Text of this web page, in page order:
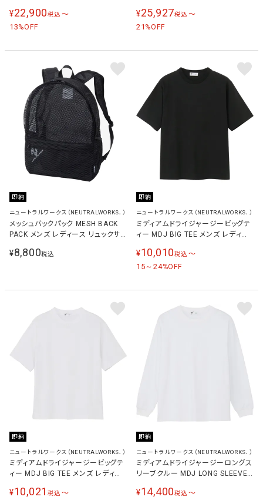
KSU46146 K
¥22,900税込 〜
13%OFF
KSU16140 K
¥25,927税込 〜
21 %OFF
即納
ニュートラルワークス（NEUTRALWORKS．）
メッシュバックパック MESH BACK
PACK メンズ レディース リュックサッ
¥8,800税込
即納
ニュートラルワークス（NEUTRALWORKS．）
ミディアムドライジャージービッグテ
ィー MDJ BIG TEE メンズ レディー
K
¥10,010税込 〜
15～24%OFF
即納
ニュートラルワークス（NEUTRALWORKS．）
ミディアムドライジャージービッグテ
ィー MDJ BIG TEE メンズ レディー
W
¥10,021 税込 〜
即納
ニュートラルワークス（NEUTRALWORKS．）
ミディアムドライジャージーロングス
リーブクルー MDJ LONG SLEEVE
ツ ホワイト KSU36156 W
¥14,400税込 〜